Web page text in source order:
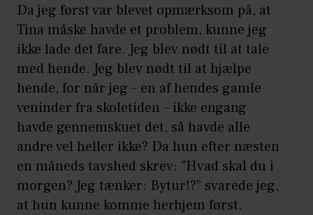
Da jeg først var blevet opmærksom på, at
Tina måske havde et problem, kunne jeg
ikke lade det fare. Jeg blev nødt til at tale
med hende. Jeg blev nødt til at hjælpe
hende, for når jeg – en af hendes gamle
veninder fra skoletiden – ikke engang
havde gennemskuet det, så havde alle
andre vel heller ikke? Da hun efter næsten
en måneds tavshed skrev: ”Hvad skal du i
morgen? Jeg tænker: Bytur!?” svarede jeg,
at hun kunne komme herhjem først.